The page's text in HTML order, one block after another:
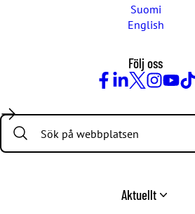
Suomi
English
Följ oss
Search:
Aktuellt